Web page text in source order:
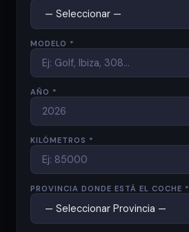
MODELO *
AÑO *
KILÓMETROS *
PROVINCIA DONDE ESTÁ EL COCHE *